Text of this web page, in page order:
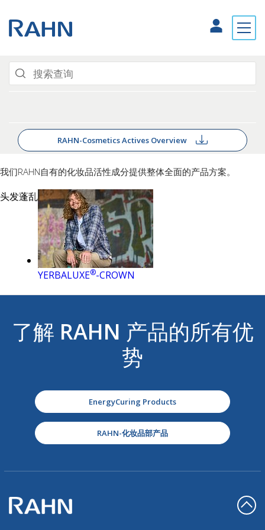
RAHN-Cosmetics Actives Overview
我们RAHN自有的化妆品活性成分提供整体全面的产品方案。
头发蓬乱
YERBALUXE®-CROWN
了解 RAHN 产品的所有优
势
EnergyCuring Products
RAHN-化妆品部产品